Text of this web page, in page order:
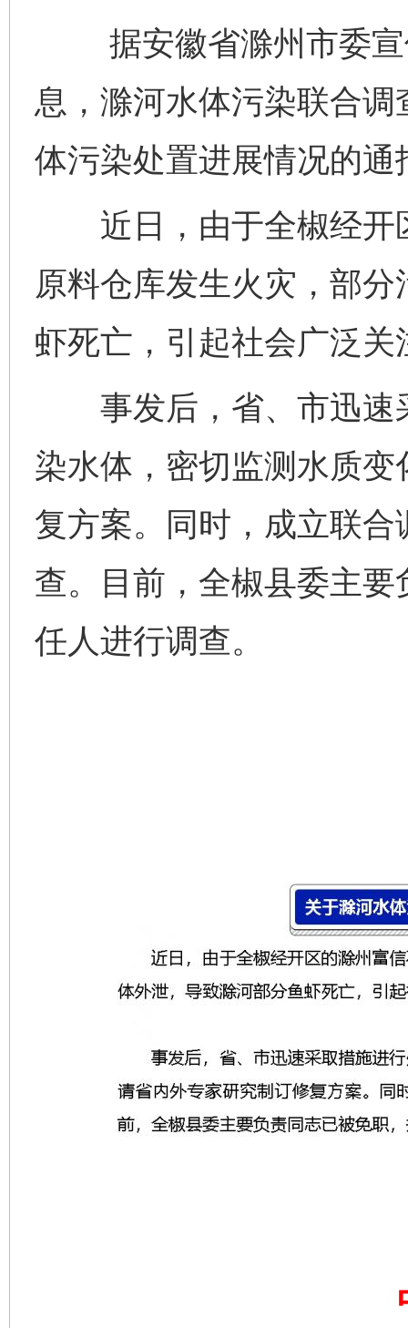
据安徽省滁州市委宣
息，‍‍‍‍滁河水体污染联合
体污染处置进展情况的通
近日，由于全椒经开
原料仓库发生火灾，部
虾死亡，引起社会广泛关
事发后，省、市迅速
染水体，密切监测水质
复方案。同时，成立联
查。目前，全椒县委主
任人进行调查。